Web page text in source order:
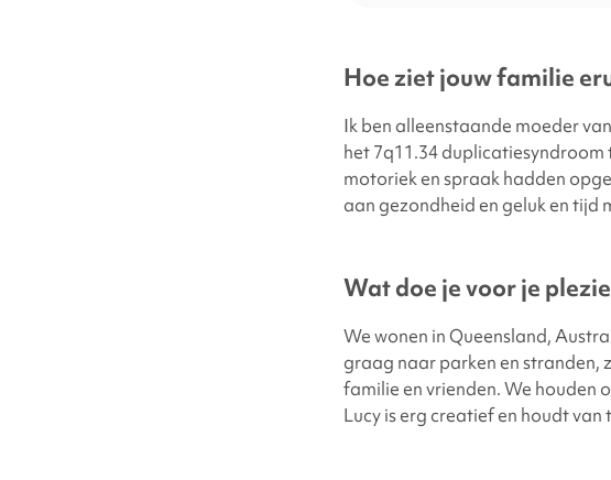
Hoe ziet jouw familie
Ik ben alleenstaande moeder
het 7q11.34 duplicatiesyndroom
motoriek en spraak hadden
aan gezondheid en geluk en tijd
Wat doe je voor je
We wonen in Queensland,
graag naar parken en stranden,
familie en vrienden. We houden
Lucy is erg creatief en houdt van